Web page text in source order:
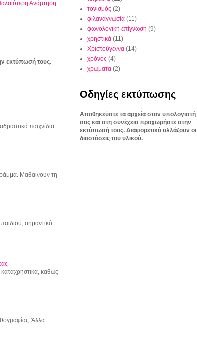
Ανάρτηση
εκτύπωσή τους.
παιχνίδια
Μαθαίνουν τη
σημαντικό
καταχρηστικά, καθώς
Άλλα
τονισμός (2)
φιλαναγνωσία (11)
φωνολογική επίγνωση (9)
χρηστικά (11)
Χριστούγεννα (14)
χρόνος (4)
χρώματα (2)
Οδηγίες εκτύπωσης
Αποθηκεύστε τα αρχεία στον υπολογιστή
σας και στη συνέχεια προχωρήστε στην
εκτύπωσή τους. Διαφορετικά αλλάζουν οι
διαστάσεις του υλικού.